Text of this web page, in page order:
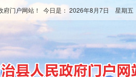
府门户网站！ 今日是： 2026年8月7日 星期五